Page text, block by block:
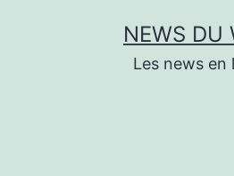
NEWS DU
Les news en